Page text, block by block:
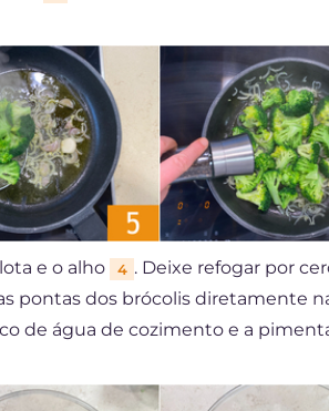
e o alho 4 . Deixe refogar por
pontas dos brócolis diretamente
de água de cozimento e a